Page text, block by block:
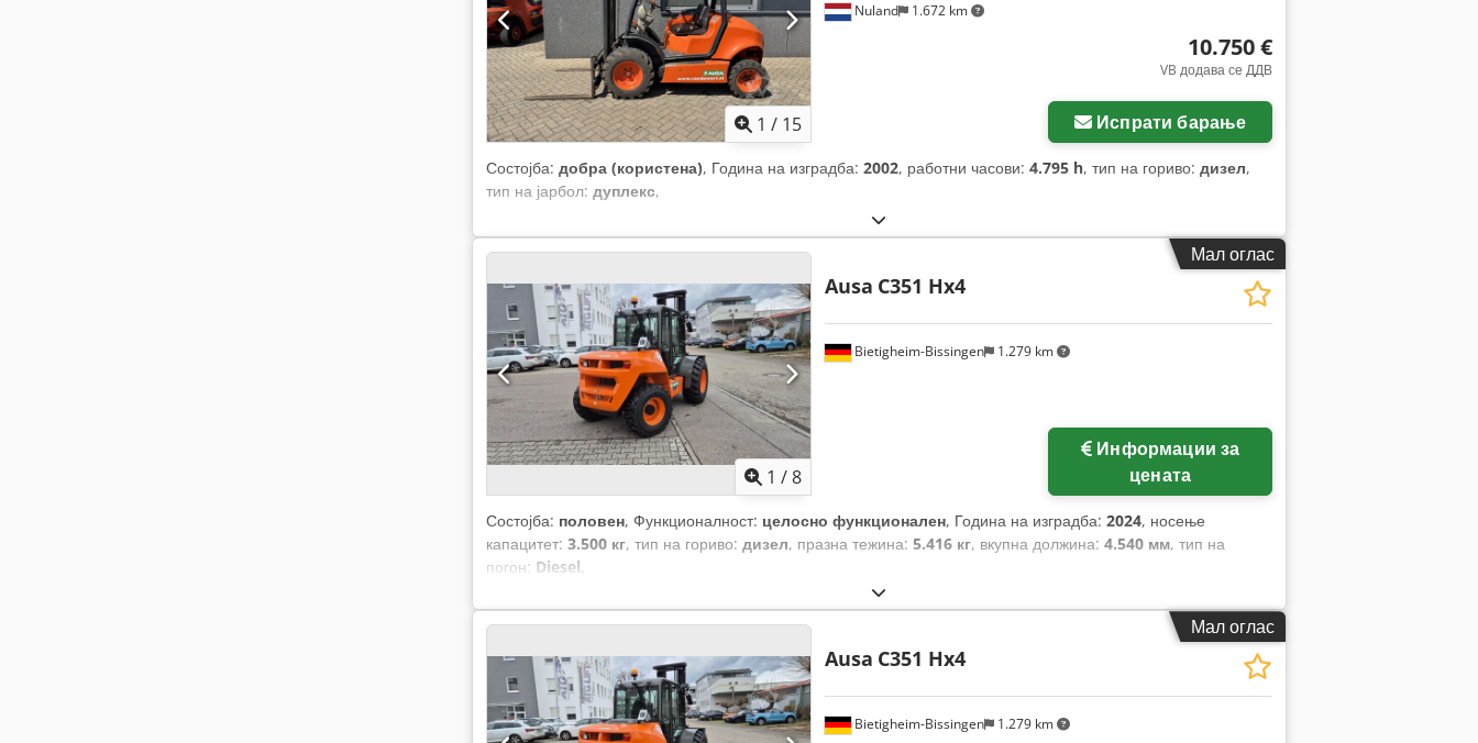
1 / 15
Nuland 1.672 km
10.750 €
VB додава се ДДВ
Испрати барање
Состојба: добра (користена), Година на изградба: 2002, работни часови: 4.795 h, тип на гориво: дизел,
тип на јарбол: дуплекс,
Мал оглас
1 /8
Bietigheim-Bissingen 1.279 km
Ausa C351 Hx4
цената
Состојба: половен, Функционалност: целосно функционален, Година на изградба: 2024, носење
капацитет: 3.500 кг, тип на гориво: дизел, празна тежина: 5.416 кг, вкупна должина: 4.540 мм, тип на
погон: Diesel,
Мал оглас
Bietigheim-Bissingen 1.279 km
Ausa C351 Hx4